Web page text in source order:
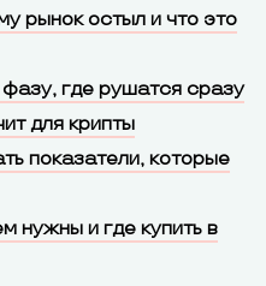
рынок остыл и что это
где рушатся сразу
для крипты
показатели, которые
нужны и где купить в